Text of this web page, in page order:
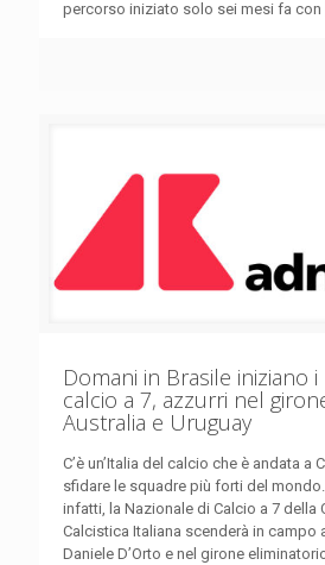
percorso iniziato solo sei mesi fa con
Domani in Brasile iniziano
calcio a 7, azzurri nel
Australia e Uruguay
C’è un’Italia del calcio che è andata a
sfidare le squadre più forti del
infatti, la Nazionale di Calcio a 7 della
Calcistica Italiana scenderà in campo
Daniele D’Orto e nel girone